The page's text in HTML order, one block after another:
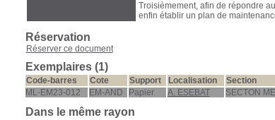
Troisièmement, afin de répondre
enfin établir un plan de
Réservation
Réserver ce document
Exemplaires (1)
Code-barres Cote Support Localisation Section
ML-EM23-012
EM-AND Papier A. ESEBAT SECTON
Dans le même rayon